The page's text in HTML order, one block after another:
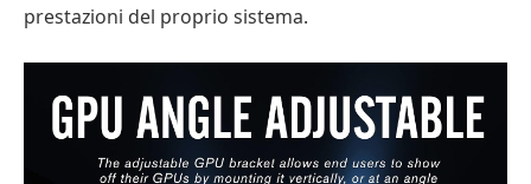
prestazioni del proprio sistema.